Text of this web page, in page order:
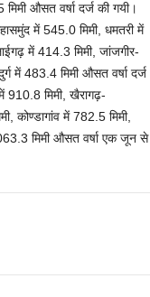
औसत वर्षा दर्ज की गयी।
में 545.0 मिमी, धमतरी में
में 414.3 मिमी, जांजगीर-
में 483.4 मिमी औसत वर्षा दर्ज
910.8 मिमी, खैरागढ़-
कोण्डागांव में 782.5 मिमी,
मिमी औसत वर्षा एक जून से